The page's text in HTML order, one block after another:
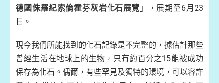
德國侏羅紀索倫霍芬灰岩化石展覽 」，展期至6月23
日。
現今我們所能找到的化石記錄是不完整的，據估計那些
曾經生活在地球上的生物，只有約百分之15能被成功
保存為化石。偶爾，有些罕見及獨特的環境，可以容許